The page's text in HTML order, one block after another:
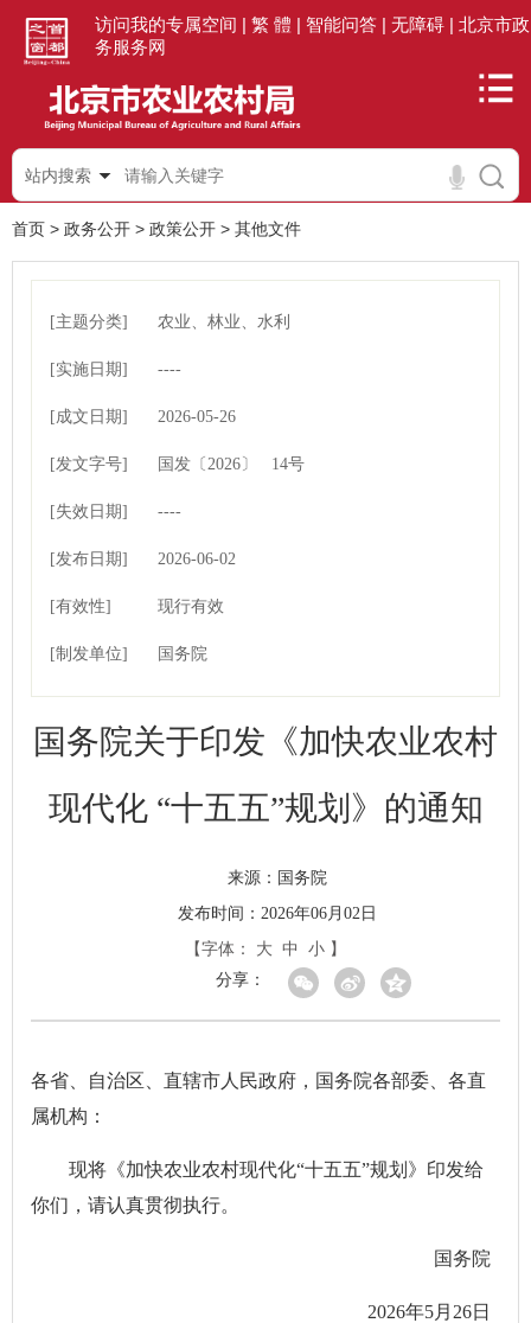
访问我的专属空间 | 繁 體 | 智能问答 | 无障碍 | 北京市政
务服务网
站内搜索
首页 > 政务公开 > 政策公开 > 其他文件
[主题分类] 农业、林业、水利
[实施日期] ----
[成文日期] 2026-05-26
00:00:00
[发文字号] 国发 〔2026〕 14号
[失效日期] ----
[发布日期] 2026-06-02
11:41:23
[有效性] 现行有效
[制发单位] 国务院
国务院关于印发《加快农业农村
现代化 “十五五”规划》的通知
来源： 国务院
发布时间：2026年06月02日
【字体：
大 中 小 】
分享：
各省、自治区、直辖市人民政府，国务院各部委、各直
属机构：
现将《加快农业农村现代化“十五五”规划》印发给
你们，请认真贯彻执行。
国务院
2026年5月26日